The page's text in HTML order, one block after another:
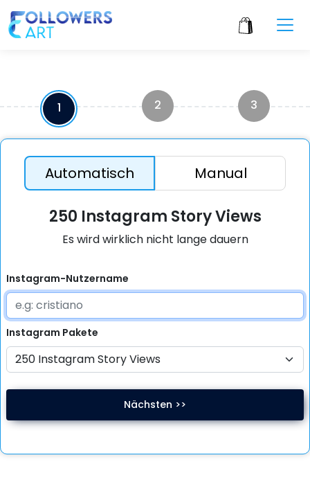
1 2 3
Automatisch Manual
250 Instagram Story Views
Es wird wirklich nicht lange dauern
Instagram-Nutzername
Instagram Pakete
Nächsten >>